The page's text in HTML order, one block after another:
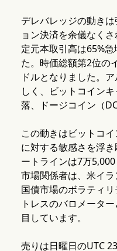
デレバレッジの動き
ョン決済を余儀なく
定元本取引高は65%
た。時価総額第2位の
ドルとなりました。
しく、ビットコイン
落、ドージコイン（
この動きはビットコ
に対する敏感さを浮
ートラインは7万
市場関係者は、米イ
国債市場のボラティ
トレスのバロメータ
目しています。
売りは日曜日のUTC